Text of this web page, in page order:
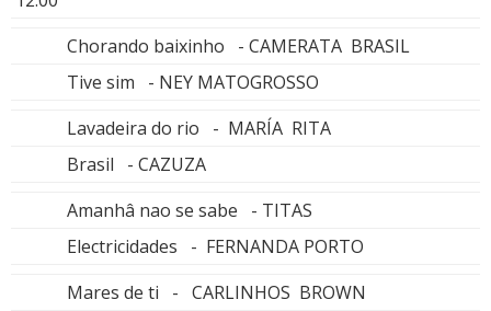
Chorando baixinho - CAMERATA BRASIL
Tive sim - NEY MATOGROSSO
Lavadeira do rio - MARÍA RITA
Brasil - CAZUZA
Amanhâ nao se sabe - TITAS
Electricidades - FERNANDA PORTO
Mares de ti - CARLINHOS BROWN